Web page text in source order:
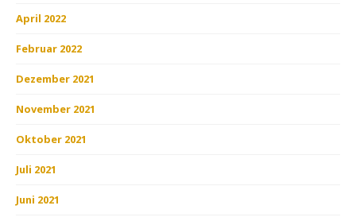
April 2022
Februar 2022
Dezember 2021
November 2021
Oktober 2021
Juli 2021
Juni 2021